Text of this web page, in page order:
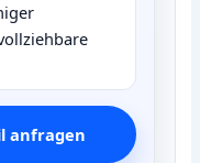
anfragen